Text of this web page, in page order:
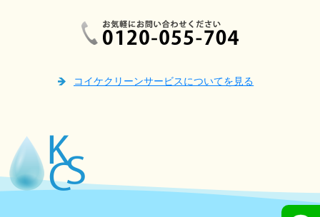
コイケクリーンサービスについてを見る